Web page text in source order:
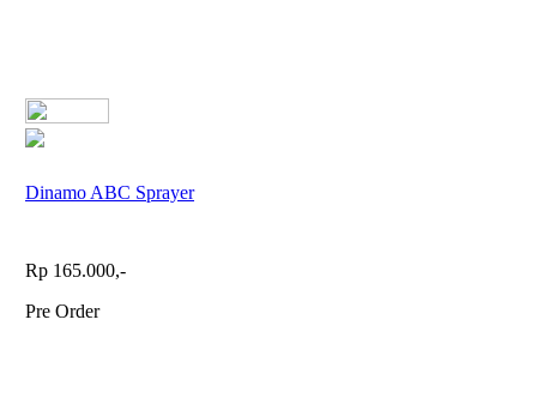
Dinamo ABC Sprayer
Rp 165.000,-
Pre Order